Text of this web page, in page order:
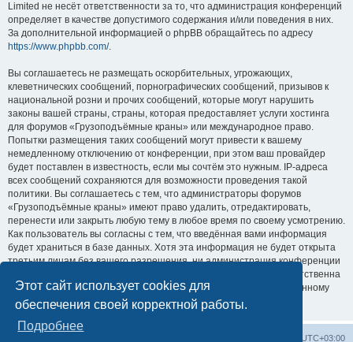
Этот сайт использует cookies для
обеспечения своей корректной работы.
Подробнее
Limited не несёт ответственности за то, что администрация конференций
определяет в качестве допустимого содержания и/или поведения в них.
За дополнительной информацией о phpBB обращайтесь по адресу
https://www.phpbb.com/.
Вы соглашаетесь не размещать оскорбительных, угрожающих,
клеветнических сообщений, порнографических сообщений, призывов к
национальной розни и прочих сообщений, которые могут нарушить
законы вашей страны, страны, которая предоставляет услуги хостинга
для форумов «Грузоподъёмные краны» или международное право.
Попытки размещения таких сообщений могут привести к вашему
немедленному отключению от конференции, при этом ваш провайдер
будет поставлен в известность, если мы сочтём это нужным. IP-адреса
всех сообщений сохраняются для возможности проведения такой
политики. Вы соглашаетесь с тем, что администраторы форумов
«Грузоподъёмные краны» имеют право удалить, отредактировать,
перенести или закрыть любую тему в любое время по своему усмотрению.
Как пользователь вы согласны с тем, что введённая вами информация
будет храниться в базе данных. Хотя эта информация не будет открыта
третьим лицам без вашего разрешения, ни администрация конференции
«Грузоподъёмные краны», ни phpBB Limited не может быть ответственна
за действия хакеров, которые могут привести к несанкционированному
доступу к ней.
UTC+03:00